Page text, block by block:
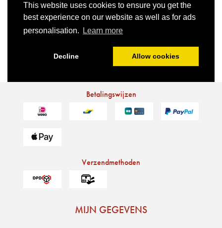
Betalingswijzen
Verzendmethoden
MIJN GEGEVENS